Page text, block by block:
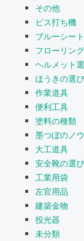
その他
ビス打ち機
ブルーシー
フローリン
ヘルメット
ほうきの選
作業道具
便利工具
塗料の種類
墨つぼのノ
大工道具
安全靴の選
工業用袋
左官用品
建築金物
投光器
未分類